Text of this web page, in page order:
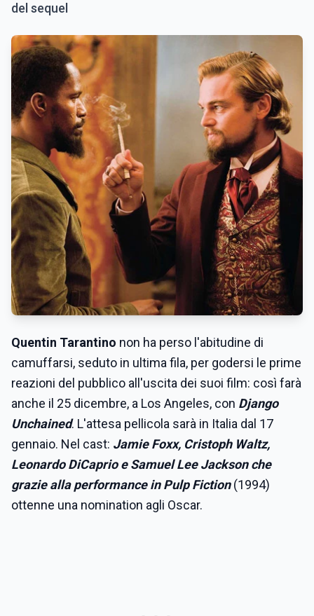
del sequel
Quentin Tarantino non ha perso l'abitudine di
camuffarsi, seduto in ultima fila, per godersi le prime
reazioni del pubblico all'uscita dei suoi film: così farà
anche il 25 dicembre, a Los Angeles, con Django
Unchained. L'attesa pellicola sarà in Italia dal 17
gennaio. Nel cast: Jamie Foxx, Cristoph Waltz,
Leonardo DiCaprio e Samuel Lee Jackson che
grazie alla performance in Pulp Fiction(1994)
ottenne una nomination agli Oscar.